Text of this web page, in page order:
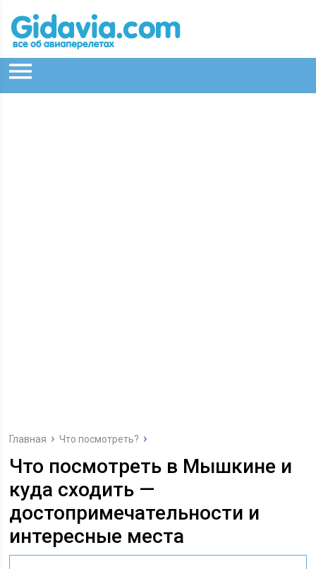
Главная Что посмотреть?
Что посмотреть в Мышкине и
куда сходить —
достопримечательности и
интересные места